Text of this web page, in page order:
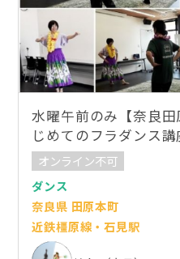
水曜午前のみ【奈良
じめてのフラダンス講
オンライン不可
ダンス
奈良県 田原本町
近鉄橿原線・石見駅